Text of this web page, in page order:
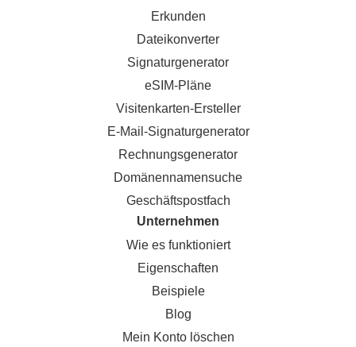
Erkunden
Dateikonverter
Signaturgenerator
eSIM-Pläne
Visitenkarten-Ersteller
E-Mail-Signaturgenerator
Rechnungsgenerator
Domänennamensuche
Geschäftspostfach
Unternehmen
Wie es funktioniert
Eigenschaften
Beispiele
Blog
Mein Konto löschen